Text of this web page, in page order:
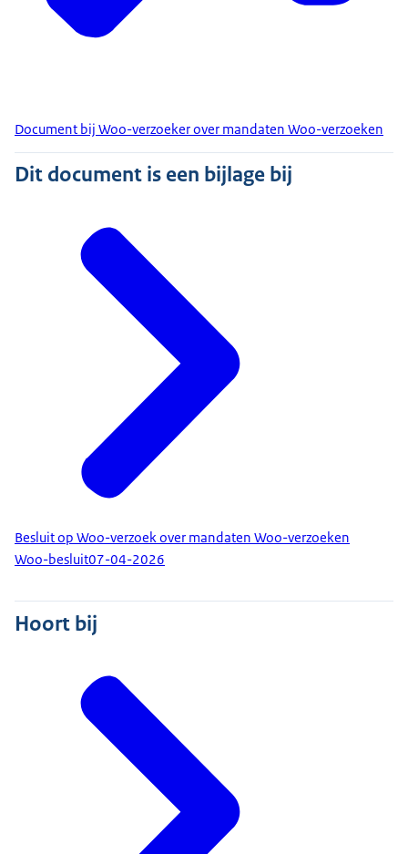
Document bij Woo-verzoeker over mandaten Woo-verzoeken
Dit document is een bijlage bij
Besluit op Woo-verzoek over mandaten Woo-verzoeken
Woo-besluit07-04-2026
Hoort bij